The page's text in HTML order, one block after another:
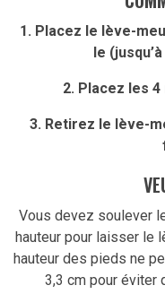
1. Placez le lève-
le
2. Placez les
3. Retirez le lève-
Vous devez soulever
hauteur pour laisser le
hauteur des pieds ne
3,3 cm pour éviter